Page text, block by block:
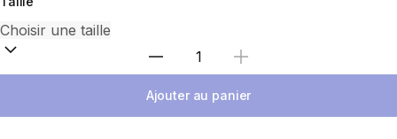
Choisir une quantité
Ajouter au panier